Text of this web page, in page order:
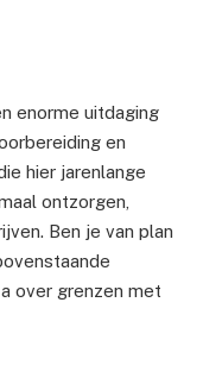
enorme uitdaging
en
hier jarenlange
ontzorgen,
Ben je van plan
over grenzen met